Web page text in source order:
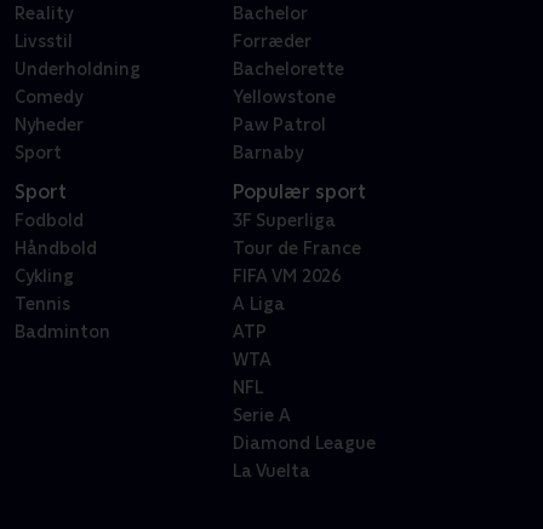
Reality
Livsstil
Underholdning
Comedy
Nyheder
Sport
Bachelor
Forræder
Bachelorette
Yellowstone
Paw Patrol
Barnaby
Sport
Fodbold
Håndbold
Cykling
Tennis
Badminton
Populær sport
3F Superliga
Tour de France
FIFA VM 2026
A Liga
ATP
WTA
NFL
Serie A
Diamond League
La Vuelta